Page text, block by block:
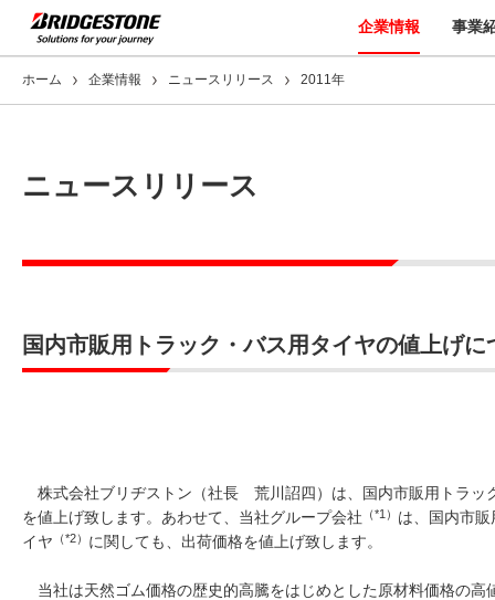
企業情報 事業
ホーム 企業情報 ニュースリリース 2011年
ニュースリリース
国内市販用トラック・バス用タイヤの値上げに
株式会社ブリヂストン（社長 荒川詔四）は、国内市販用トラッ
を値上げ致します。あわせて、当社グループ会社 （*1） は、国内市
イヤ （*2） に関しても、出荷価格を値上げ致します。
当社は天然ゴム価格の歴史的高騰をはじめとした原材料価格の高